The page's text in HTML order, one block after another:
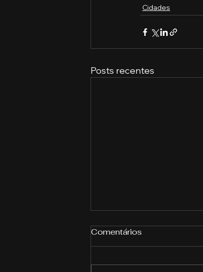
Cidades
Posts recentes
Comentários